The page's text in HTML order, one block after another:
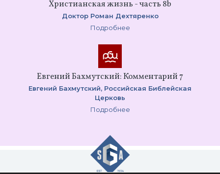
Христианская жизнь - часть 8b
Доктор Роман Дехтяренко
Подробнее
Евгений Бахмутский: Комментарий 7
Евгений Бахмутский, Российская Библейская
Церковь
Подробнее